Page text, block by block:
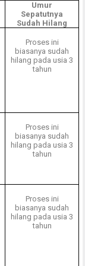
Umur
Sepatutnya
Sudah Hilang
Proses ini
biasanya sudah
hilang pada usia 3
tahun
Proses ini
biasanya sudah
hilang pada usia 3
tahun
Proses ini
biasanya sudah
hilang pada usia 3
tahun